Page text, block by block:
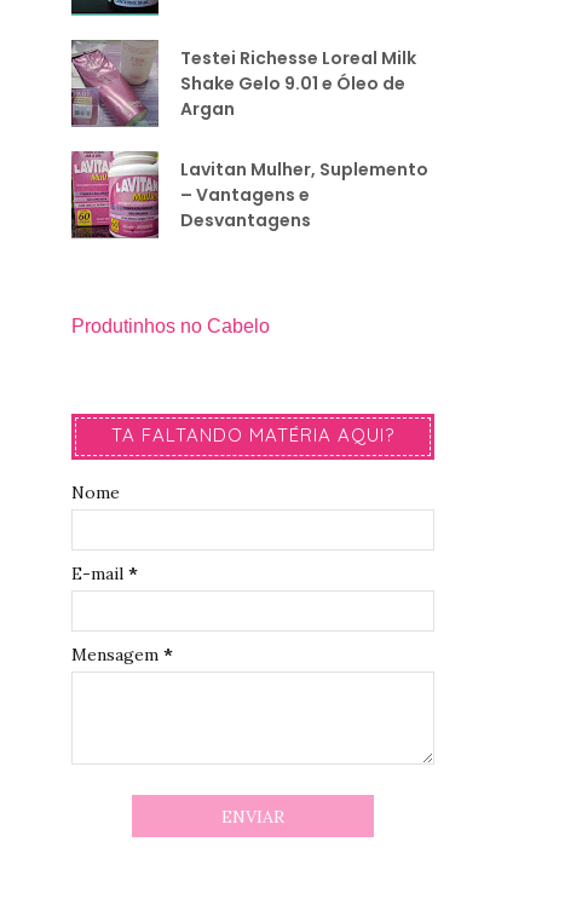
Testei Richesse Loreal Milk
Shake Gelo 9.01 e Óleo de
Argan
Lavitan Mulher, Suplemento
– Vantagens e
Desvantagens
Produtinhos no Cabelo
TA FALTANDO MATÉRIA AQUI?
Nome
E-mail *
Mensagem *